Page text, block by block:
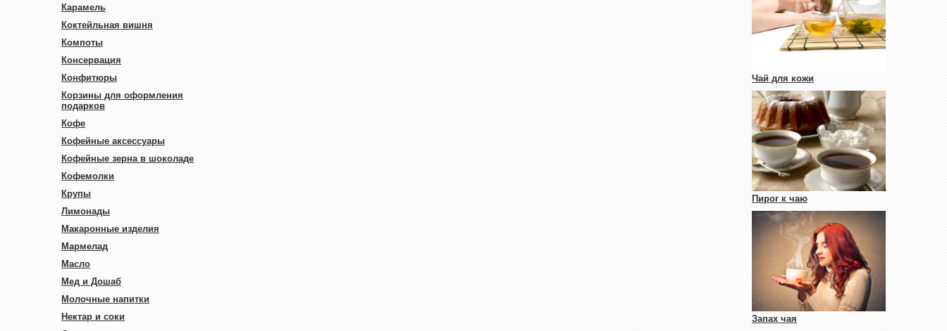
Карамель
Коктейльная вишня
Компоты
Консервация
Конфитюры
Корзины для оформления
подарков
Кофе
Кофейные аксессуары
Кофейные зерна в шоколаде
Кофемолки
Крупы
Лимонады
Макаронные изделия
Мармелад
Масло
Мед и Дошаб
Молочные напитки
Нектар и соки
Чай для кожи
Пирог к чаю
Запах чая